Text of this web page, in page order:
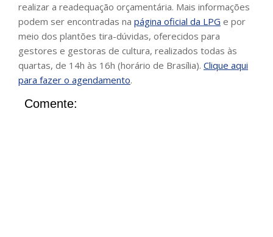
realizar a readequação orçamentária. Mais informações
podem ser encontradas na página oficial da LPG e por
meio dos plantões tira-dúvidas, oferecidos para
gestores e gestoras de cultura, realizados todas às
quartas, de 14h às 16h (horário de Brasília). Clique aqui
para fazer o agendamento.
Comente: